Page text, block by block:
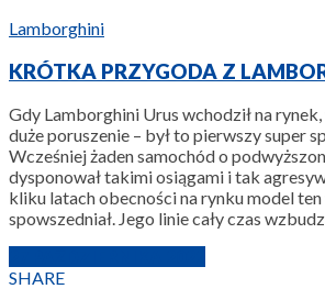
Lamborghini
KRÓTKA PRZYGODA Z
Gdy Lamborghini Urus wchodził na
duże poruszenie – był to pierwszy super
Wcześniej żaden samochód o
dysponował takimi osiągami i tak
kliku latach obecności na rynku model ten
spowszedniał. Jego linie cały czas
SHARE